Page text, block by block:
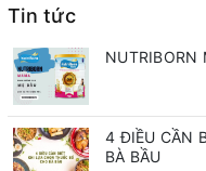
Tin tức
NUTRIBORN
4 ĐIỀU CẦN
BÀ BẦU